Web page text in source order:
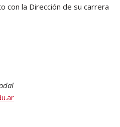
con la Dirección de su carrera